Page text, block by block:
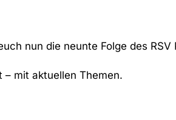
nun die neunte Folge des
– mit aktuellen Themen.